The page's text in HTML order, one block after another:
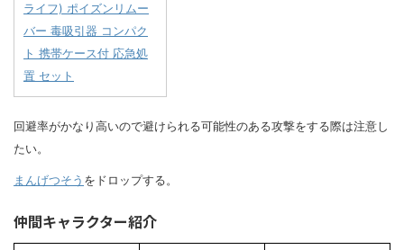
ライフ) ポイズンリムー
バー 毒吸引器 コンパク
ト 携帯ケース付 応急処
置 セット
回避率がかなり高いので避けられる可能性のある攻撃をする際は注意し
たい。
まんげつそう をドロップする。
仲間キャラクター紹介